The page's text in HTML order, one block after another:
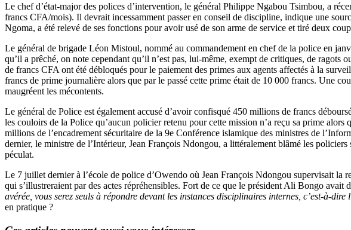
Le chef d’état-major des polices d’intervention, le général Philippe Ngabou Tsimbou, a
francs CFA/mois). Il devrait incessamment passer en conseil de discipline, indique une
Ngoma, a été relevé de ses fonctions pour avoir usé de son arme de service et tiré deux
Le général de brigade Léon Mistoul, nommé au commandement en chef de la police en
qu’il a prêché, on note cependant qu’il n’est pas, lui-même, exempt de critiques, de
de francs CFA ont été débloqués pour le paiement des primes aux agents affectés à la
francs de prime journalière alors que par le passé cette prime était de 10 000 francs. Une
maugréent les mécontents.
Le général de Police est également accusé d’avoir confisqué 450 millions de francs
les couloirs de la Police qu’aucun policier retenu pour cette mission n’a reçu sa prime
millions de l’encadrement sécuritaire de la 9e Conférence islamique des ministres de
dernier, le ministre de l’Intérieur, Jean François Ndongou, a littéralement blâmé les
péculat.
Le 7 juillet dernier à l’école de police d’Owendo où Jean François Ndongou supervisait
qui s’illustreraient par des actes répréhensibles. Fort de ce que le président Ali Bongo avait
avérée, vous serez seuls à répondre devant les instances disciplinaires internes, c’est-à-
en pratique ?